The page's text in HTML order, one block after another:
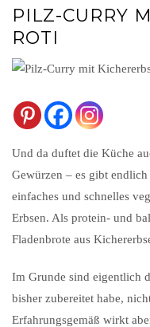
PILZ-CURRY
ROTI
Und da duftet die Küche
Gewürzen – es gibt
einfaches und schnelles
Erbsen. Als protein- und
Fladenbrote aus
Im Grunde sind eigentlich
bisher zubereitet habe,
Erfahrungsgemäß wirkt